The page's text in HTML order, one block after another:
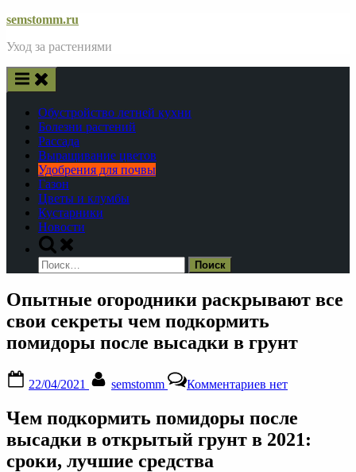
Skip
content
semstomm.ru
Уход за растениями
Обустройство летней кухни
Болезни растений
Рассада
Выращивание цветов
Удобрения для почвы
Газон
Цветы и клумбы
Кустарники
Новости
Toggle
search
form
Найти:
Опытные огородники раскрывают все
свои секреты чем подкормить
помидоры после высадки в грунт
on
22/04/2021 semstomm Комментариевзаписи
огородники
раскрывают
все
нет
Чем подкормить помидоры после
высадки в открытый грунт в 2021:
сроки, лучшие средства